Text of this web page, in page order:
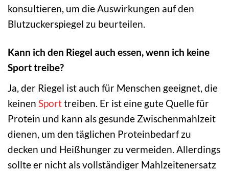
konsultieren, um die Auswirkungen auf den
Blutzuckerspiegel zu beurteilen.
Kann ich den Riegel auch essen, wenn ich keine
Sport treibe?
Ja, der Riegel ist auch für Menschen geeignet, die
keinen Sporttreiben. Er ist eine gute Quelle für
Protein und kann als gesunde Zwischenmahlzeit
dienen, um den täglichen Proteinbedarf zu
decken und Heißhunger zu vermeiden. Allerdings
sollte er nicht als vollständiger Mahlzeitenersatz